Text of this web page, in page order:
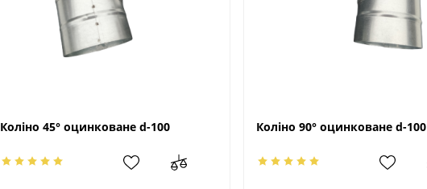
Коліно 45° оцинковане d-100 Коліно 90° оцинковане d-100